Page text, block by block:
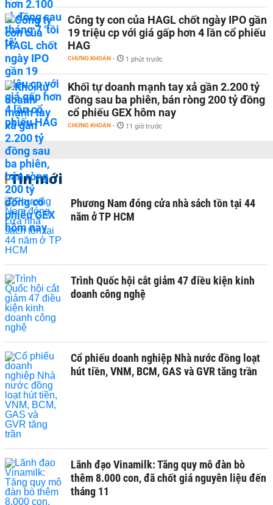
Công ty con của HAGL chốt ngày IPO gần
19 triệu cp với giá gấp hơn 4 lần cổ phiếu
HAG
CHỨNG KHOÁN - 1 phút trước
Khối tự doanh mạnh tay xả gần 2.200 tỷ
đồng sau ba phiên, bán ròng 200 tỷ đồng
cổ phiếu GEX hôm nay
CHỨNG KHOÁN - 11 giờ trước
Tin mới
Phương Nam đóng cửa nhà sách tồn tại 44
năm ở TP HCM
Trình Quốc hội cắt giảm 47 điều kiện kinh
doanh công nghệ
Cổ phiếu doanh nghiệp Nhà nước đồng loạt
hút tiền, VNM, BCM, GAS và GVR tăng trần
Lãnh đạo Vinamilk: Tăng quy mô đàn bò
thêm 8.000 con, đã chốt giá nguyên liệu đến
tháng 11